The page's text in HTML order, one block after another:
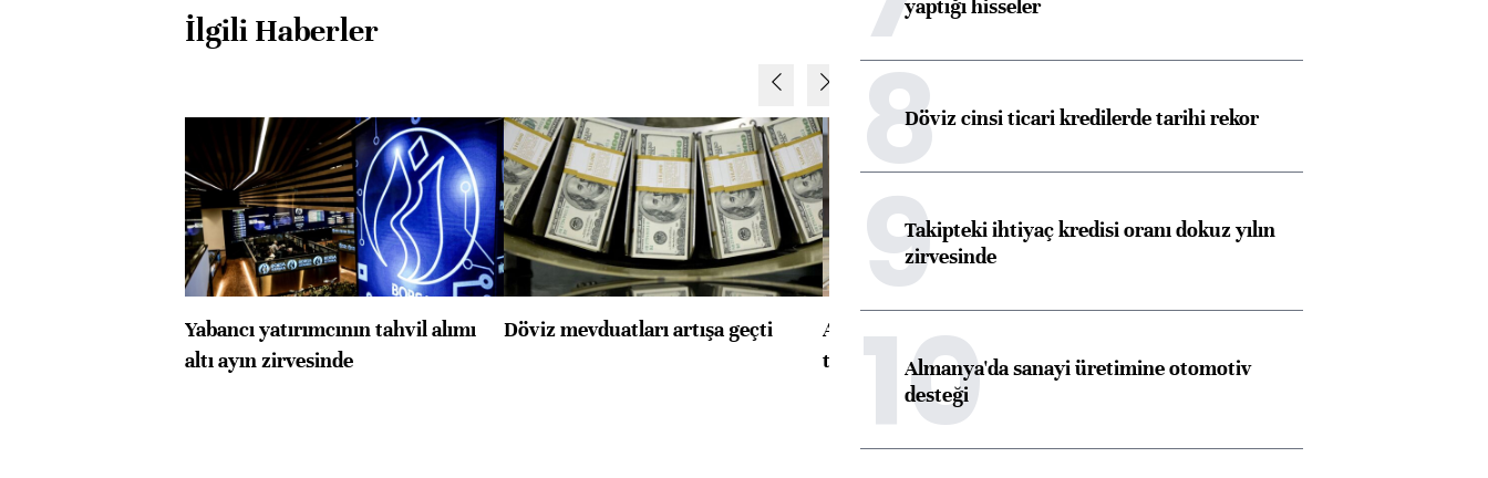
İlgili Haberler
Yabancı yatırımcının tahvil alımı
altı ayın zirvesinde
Döviz mevduatları artışa geçti
ABD'de konut başlangıçları
toparlandı
konusunda Unicredit ile
yaptığı hisseler
8Döviz cinsi ticari kredilerde tarihi rekor
9Takipteki ihtiyaç kredisi oranı dokuz yılın
zirvesinde
10
Almanya'da sanayi üretimine otomotiv
desteği